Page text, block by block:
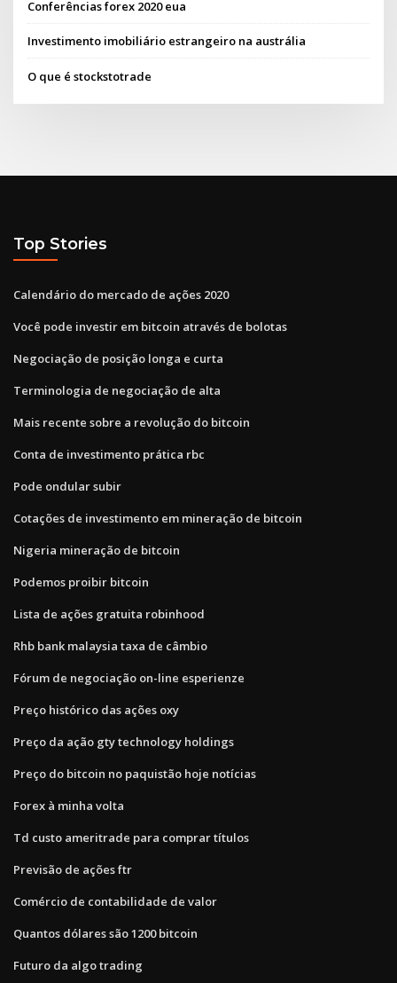
Conferências forex 2020 eua
Investimento imobiliário estrangeiro na austrália
O que é stockstotrade
Top Stories
Calendário do mercado de ações 2020
Você pode investir em bitcoin através de bolotas
Negociação de posição longa e curta
Terminologia de negociação de alta
Mais recente sobre a revolução do bitcoin
Conta de investimento prática rbc
Pode ondular subir
Cotações de investimento em mineração de bitcoin
Nigeria mineração de bitcoin
Podemos proibir bitcoin
Lista de ações gratuita robinhood
Rhb bank malaysia taxa de câmbio
Fórum de negociação on-line esperienze
Preço histórico das ações oxy
Preço da ação gty technology holdings
Preço do bitcoin no paquistão hoje notícias
Forex à minha volta
Td custo ameritrade para comprar títulos
Previsão de ações ftr
Comércio de contabilidade de valor
Quantos dólares são 1200 bitcoin
Futuro da algo trading